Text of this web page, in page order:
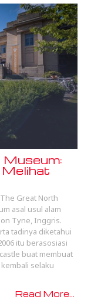
Melihat
Great North
asal usul alam
Tyne, Inggris.
tadinya diketahui
itu berasosiasi
buat membuat
selaku
Read More...